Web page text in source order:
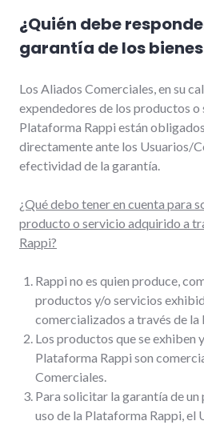
¿Quién debe
garantía de los
Los Aliados Comerciales, en su
expendedores de los productos
Plataforma Rappi están
directamente ante los Usuarios/
efectividad de la garantía.
¿Qué debo tener en cuenta para
producto o servicio adquirido a
Rappi?
Rappi no es quien produce,
productos y/o servicios
comercializados a través de la
Los productos que se exhiben
Plataforma Rappi son
Comerciales.
Para solicitar la garantía de
uso de la Plataforma Rappi, el